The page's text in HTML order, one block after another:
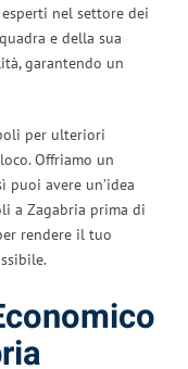
nel settore dei
e della sua
garantendo un
per ulteriori
Offriamo un
puoi avere un’idea
a Zagabria prima di
rendere il tuo